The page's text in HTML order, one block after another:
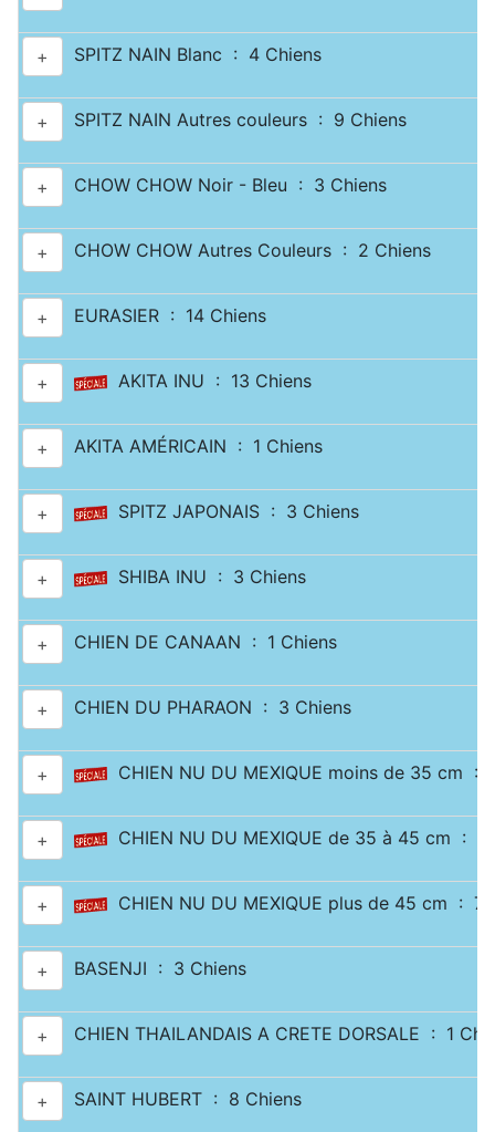
+ SPITZ NAIN Blanc : 4 Chiens
+ SPITZ NAIN Autres couleurs : 9 Chiens
+ CHOW CHOW Noir - Bleu : 3 Chiens
+ CHOW CHOW Autres Couleurs : 2 Chiens
+ EURASIER : 14 Chiens
+ AKITA INU : 13 Chiens
+ AKITA AMÉRICAIN : 1 Chiens
+ SPITZ JAPONAIS : 3 Chiens
+ SHIBA INU : 3 Chiens
+ CHIEN DE CANAAN : 1 Chiens
+ CHIEN DU PHARAON : 3 Chiens
+ CHIEN NU DU MEXIQUE moins de 35 cm :
+ CHIEN NU DU MEXIQUE de 35 à 45 cm : 1
+ CHIEN NU DU MEXIQUE plus de 45 cm : 7
+ BASENJI : 3 Chiens
+ CHIEN THAILANDAIS A CRETE DORSALE : 1
+ SAINT HUBERT : 8 Chiens